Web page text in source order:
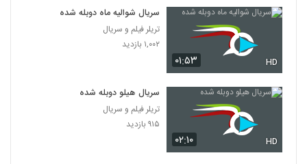
۰۱:۵۳ HD
سریال شوالیه ماه دوبله شده
تریلر فیلم و سریال
۱,۰۰۲ بازدید
۰۲:۱۰ HD
سریال هیلو دوبله شده
تریلر فیلم و سریال
۹۱۵ بازدید